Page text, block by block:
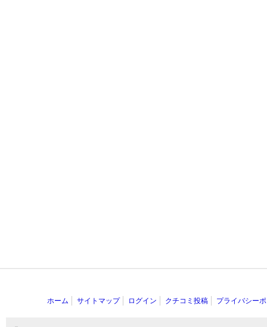
ホーム サイトマップ ログイン クチコミ投稿 プライバシー